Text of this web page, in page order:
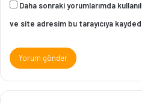
Daha sonraki yorumlarımda
ve site adresim bu tarayıcıya